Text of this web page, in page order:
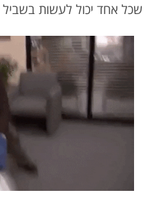
שכל אחד יכול לעשות בשביל